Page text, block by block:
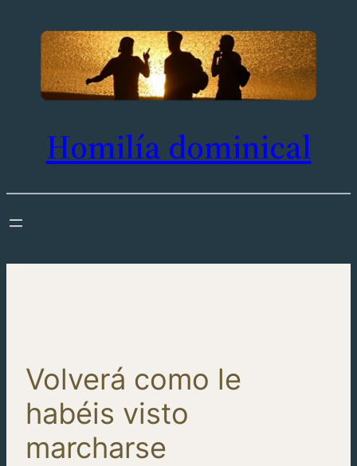
contenido
Homilía dominical
Volverá como le
habéis visto
marcharse